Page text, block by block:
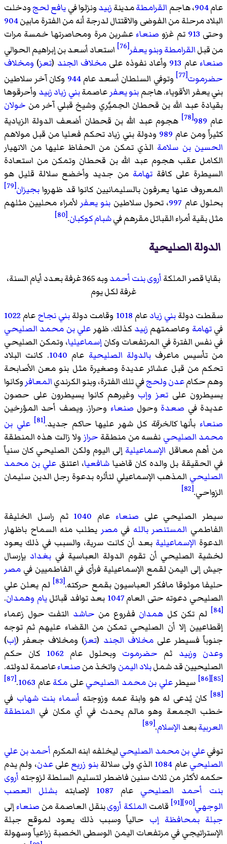
عام904، هاجم القرامطةمدينةزبيدونزلوا فييافعلحجودخلت
البلاد مرحلة من الفوضى والاقتتال لدرجة أنه من الفترة مابين904
وحتى 913 تم غزو صنعاء عشرين مرة ومحاصرتها خمسة مرات
من قبلالقرامطةوبنو يعفر[76] استعادأسعد بن إبراهيم الحوالي
صنعاء عام 913 وأعاد نفوذه على مخلاف الجند (تعز) ومخلاف
حضرموت[77] وتوفي السلطان أسعد عام944 وكان آخر سلاطين
بني يعفر الأقوياء. هاجمبنو يعفر عاصمةبني زيادزبيد وأحرقوها
بقيادة عبد الله بن قحطان الحِميَّري وشيخ قبلي آخر من خولان
عام 989
[78]
هجوم عبد الله بن قحطان أضعف الدولة الزيادية
كثيراً ومن عام 989 ودولة بني زياد تحكم فعليا من قبل مولاهم
الحسين بن سلامة الذي تمكن من الحفاظ عليها من الانهيار
الكامل عقب هجوم عبد الله بن قحطان وتمكن من استعادة
السيطرة على كافة تهامة من جديد وأخضع سلالة قليل هو
المعروف عنها يعرفون بالسليمانيين كانوا قد ظهروابجيزان[79]
بحلول عام 997، تحول سلاطين بنو يعفر لأمراء محليين مثلهم
مثل بقية أمراء القبائل مقرهم فيشبام كوكبان.
[80]
الدولة الصليحية
بقايا قصر الملكةأروى بنت أحمد
وبه 365 غرفة بعدد أيام السنة،
غرفة لكل يوم
سقطت دولةبني زيادعام 1018 وقامت دولةبني نجاحعام 1022
فيتهامة وعاصمتهم زبيد كذلك. ظهر علي بن محمد الصليحي
في نفس الفترة في المرتفعات وكانإسماعيليا، وتمكن الصليحي
من تأسيس ماعرفبالدولة الصليحية عام 1040. كانت البلاد
تحكم من قبل عشائر عديدة وصغيرة مثل بنو معن الأصابحة
وهم حكامعدنولحجفي تلك الفترة، وبنو الكرنديالمعافروكانوا
يسيطرون على تعز وإب وغيرهم كانوا يسيطرون على حصون
عديدة في صعدة وحول صنعاء وحراز. ويصف أحد المؤرخين
صنعاء بأنهاكالخرقة كل شهر عليها حاكم جديد.[81]
علي بن
محمد الصليحي نفسه من منطقة حراز ولا زالت هذه المنطقة
من أهم معاقل الإسماعيلية إلى اليوم ولكن الصليحي كان سنياً
في الحقيقة بل والده كان قاضيا شافعيا، اعتنق علي بن محمد
الصليحي المذهب الإسماعيلي لتأثره بدعوة رجل الدين سليمان
الزواحي.[82]
سيطر الصليحي على صنعاء عام 1040 ثم راسل الخليفة
الفاطمي المستنصر بالله فيمصر يطلب منه السماح باظهار
الدعوة الإسماعيلية بعد أن كانت سرية، والسبب في ذلك يعود
لخشية الصليحي أن تقوم الدولة العباسية فيبغداد بإرسال
جيش إلى اليمن لقمع الإسماعيلية فرأى في الفاطميين في مصر
حليفا موثوقا مافكر العباسيون بقمع حركته.[83]
لم يعلن علي
الصليحي دعوته حتى العام1047 بعد توافد قبائليام وهمدان.
[84] لم تكن كل همدان ففروع من حاشد التفت حول زعماء
إقطاعيين إلا أن الصليحي تمكن من القضاء عليهم ثم توجه
جنوباً فسيطر علىمخلاف الجند (تعز) ومخلاف جعفر (إب)
وعدن وزبيد ثم حضرموت وبحلول عام 1062 كان حكم
الصليحيين قد شملبلاد اليمن واتخذ منصنعاءعاصمة لدولته.
[85]
[86] سيطرعلي بن محمد الصليحيعلى مكةعام 1063
.
[87]
[88]
كان يُدعى له هو وابنة عمه وزوجته أسماء بنت شهاب في
خطب الجمعة وهو مالم يحدث في أي مكان في المنطقة
العربيةبعدالإسلام.
[89]
توفيعلي بن محمد الصليحيليخلفه ابنه المكرم أحمد بن علي
الصليحيعام 1084 الذي ولى سلالةبنو زريععلىعدن، ولم يدم
حكمه لأكثر من ثلاث سنين فاضطر لتسليم السلطة لزوجته أروى
بنت أحمد الصليحي عام 1087 لإصابته بشلل العصب
الوجهي[90]
[91] قامت الملكة أروىبنقل العاصمة من صنعاءإلى
جبلة بمحافظة إب حالياً وسبب ذلك يعود لموقع جبلة
الإستراتيجي في مرتفعات اليمن الوسطى الخصبة زراعياً وسهولة